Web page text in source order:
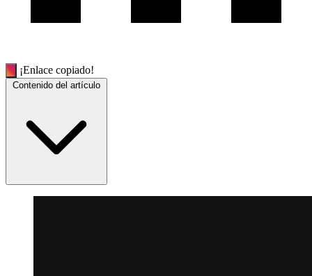
¡Enlace copiado!
Contenido del artículo